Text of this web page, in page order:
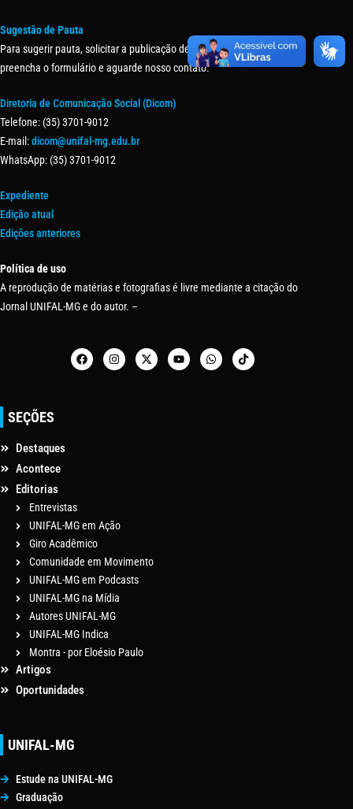
Sugestão de Pauta
Para sugerir pauta, solicitar a publicação de uma matéria ou evento,
preencha o formulário e aguarde nosso contato.
Diretoria de Comunicação Social (Dicom)
Telefone: (35) 3701-9012
E-mail:dicom@unifal-mg.edu.br
WhatsApp: (35) 3701-9012
Expediente
Edição atual
Edições anteriores
Política de uso
A reprodução de matérias e fotografias é livre mediante a citação do
Jornal UNIFAL-MG e do autor. –
SEÇÕES
Destaques
Acontece
Editorias
Entrevistas
UNIFAL-MG em Ação
Giro Acadêmico
Comunidade em Movimento
UNIFAL-MG em Podcasts
UNIFAL-MG na Mídia
Autores UNIFAL-MG
UNIFAL-MG Indica
Montra - por Eloésio Paulo
Artigos
Oportunidades
UNIFAL-MG
Estude na UNIFAL-MG
Graduação